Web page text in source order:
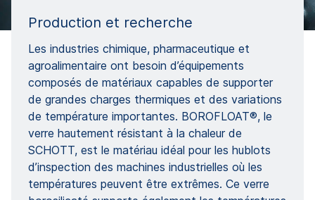
Production et recherche
Les industries chimique, pharmaceutique et
agroalimentaire ont besoin d’équipements
composés de matériaux capables de supporter
de grandes charges thermiques et des variations
de température importantes. BOROFLOAT®, le
verre hautement résistant à la chaleur de
SCHOTT, est le matériau idéal pour les hublots
d’inspection des machines industrielles où les
températures peuvent être extrêmes. Ce verre